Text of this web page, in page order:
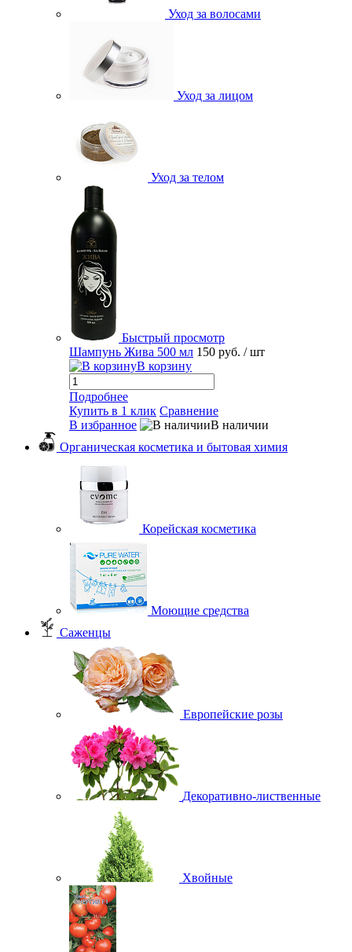
Уход за волосами
Уход за лицом
Уход за телом
Быстрый просмотр
Шампунь Жива 500 мл 150 руб. / шт
В корзину
Подробнее
Купить в 1 клик Сравнение
В избранное
В наличии
Органическая косметика и бытовая химия
Корейская косметика
Моющие средства
Саженцы
Европейские розы
Декоративно-лиственные
Хвойные